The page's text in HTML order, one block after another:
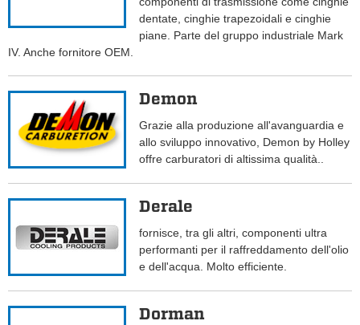
dentate, cinghie trapezoidali e cinghie
piane. Parte del gruppo industriale Mark
IV. Anche fornitore OEM.
Demon
Grazie alla produzione all'avanguardia e
allo sviluppo innovativo, Demon by Holley
offre carburatori di altissima qualità..
Derale
fornisce, tra gli altri, componenti ultra
performanti per il raffreddamento dell'olio
e dell'acqua. Molto efficiente.
Dorman